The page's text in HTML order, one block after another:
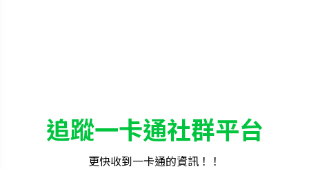
追蹤一卡通社群平台
更快收到一卡通的資訊！！